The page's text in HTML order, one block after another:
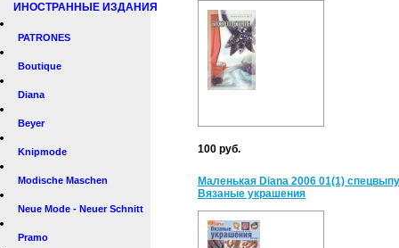
ИНОСТРАННЫЕ ИЗДАНИЯ
PATRONES
Boutique
Diana
Beyer
Knipmode
Modische Maschen
Neue Mode - Neuer Schnitt
Pramo
100 руб.
Маленькая Diana 2006 01(1)
Вязаные украшения